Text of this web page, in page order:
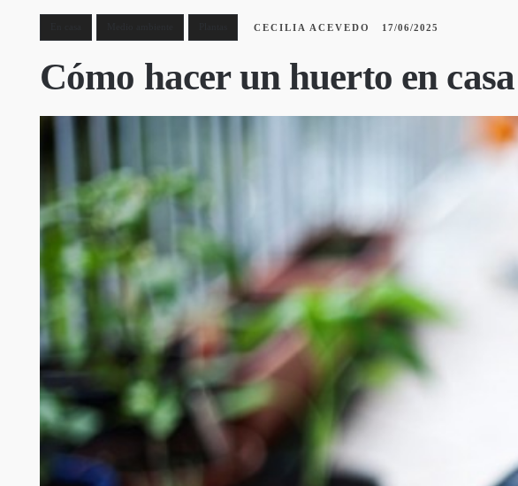
CECILIA ACEVEDO 17/06/2025
Cómo hacer un huerto en